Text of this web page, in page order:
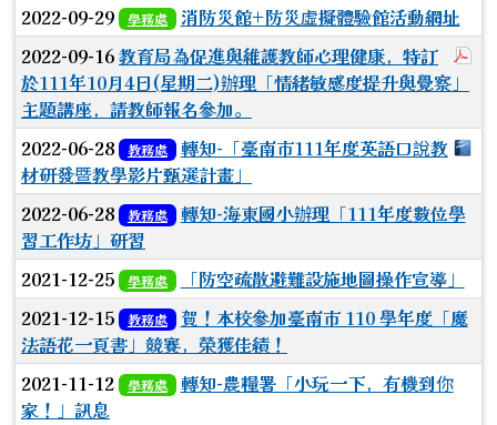
2022-09-29
學務處
消防災館+防災虛擬體驗館活動網址
2022-09-16教育局為促進與維護教師心理健康，特訂
於111年10月4日(星期二)辦理「情緒敏感度提升與覺察」
主題講座，請教師報名參加。
2022-06-28 教務處
轉知-「臺南市111年度英語口說教
材研發暨教學影片甄選計畫」
2022-06-28
教務處
轉知-海東國小辦理「111年度數位學
習工作坊」研習
2021-12-25
學務處
「防空疏散避難設施地圖操作宣導」
2021-12-15
教務處
賀！本校參加臺南市 110 學年度「魔
法語花一頁書」競賽，榮獲佳績！
2021-11-12
學務處
轉知-農糧署「小玩一下，有機到你
家！」訊息